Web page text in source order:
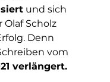
und sich
Scholz
Denn
vom
verlängert.